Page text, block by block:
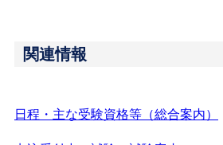
関連情報
日程・主な受験資格等（総合案内）